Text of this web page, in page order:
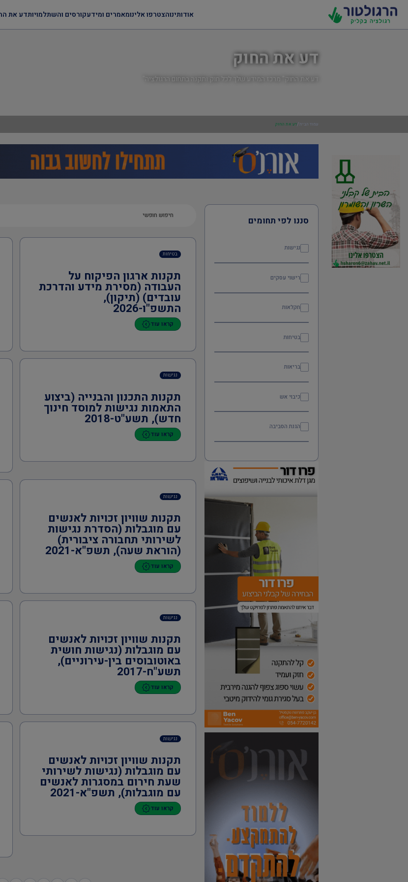
אודותינוהצטרפו אלינומאמרים ומידעקורסים והשתלמויותדע את
דע את החוק
דע את החוק" מרכז המידע שלך לכל חוק ותקנה בתחום הרגולציה"
עמוד הבית/דע את החוק
סננו לפי תחומים
נגישות
רישוי עסקים
חקלאות
בטיחות
בריאות
כיבוי אש
הגנת הסביבה
בטיחות
תקנות ארגון הפיקוח על
העבודה (מסירת מידע והדרכת
עובדים) (תיקון),
התשפ"ו-2026
קראו עוד
נגישות
תקנות התכנון והבנייה (ביצוע
התאמות נגישות למוסד חינוך
חדש), תשע"ט-2018
קראו עוד
נגישות
תקנות שוויון זכויות לאנשים
עם מוגבלות (הסדרת נגישות
לשירותי תחבורה ציבורית)
(הוראת שעה), תשפ"א-2021
קראו עוד
נגישות
תקנות שוויון זכויות לאנשים
עם מוגבלות (נגישות חושית
באוטובוסים בין-עירוניים),
תשע"ח-2017
קראו עוד
נגישות
תקנות שוויון זכויות לאנשים
עם מוגבלות (נגישות לשירותי
שעת חירום במסגרות לאנשים
עם מוגבלות), תשפ"א-2021
קראו עוד